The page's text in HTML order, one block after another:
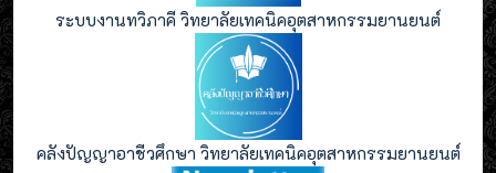
ระบบงานทวิภาคี วิทยาลัยเทคนิคอุตสาหกรรมยานยนต์
คลังปัญญาอาชีวศึกษา วิทยาลัยเทคนิคอุตสาหกรรมยานยนต์